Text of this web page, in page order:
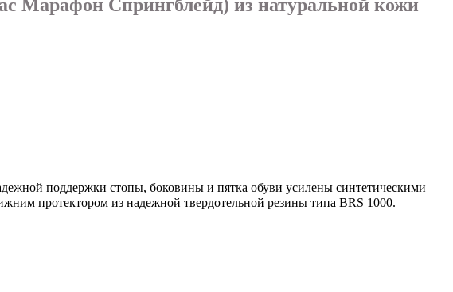
Марафон Спрингблейд) из натуральной кожи
поддержки стопы, боковины и пятка обуви усилены синтетическими
протектором из надежной твердотельной резины типа BRS 1000.